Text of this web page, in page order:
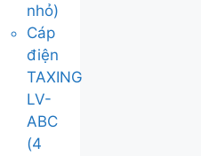
nhỏ)
Cáp
điện
TAXING
LV-
ABC
(4